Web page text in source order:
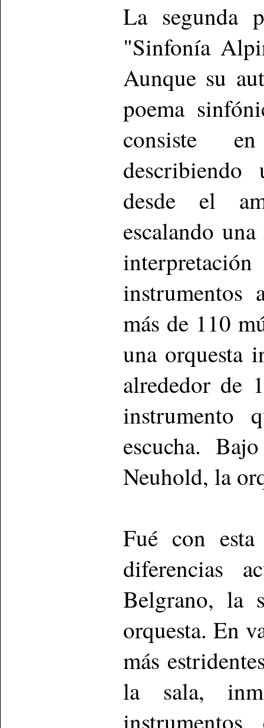
La segunda
"Sinfonía
Aunque su
poema
consiste
describiendo
desde el
escalando
instrumentos
más de 110
una orquesta
alrededor de
instrumento
escucha.
Neuhold, la
Fué con
diferencias
Belgrano, la
orquesta. En
más
la sala,